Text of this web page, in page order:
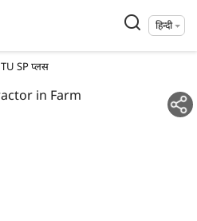
हिन्दी
SP प्लस